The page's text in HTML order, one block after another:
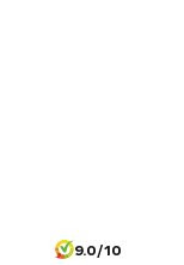
9.0/10